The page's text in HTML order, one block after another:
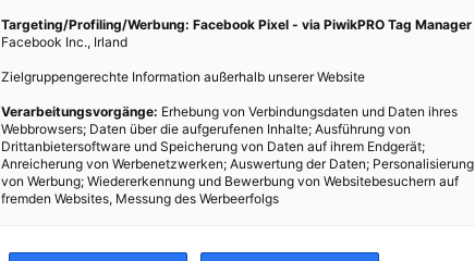
Targeting/Profiling/Werbung: Facebook Pixel - via PiwikPRO Tag Manager
Facebook Inc., Irland
Zielgruppengerechte Information außerhalb unserer Website
Verarbeitungsvorgänge: Erhebung von Verbindungsdaten und Daten ihres
Webbrowsers; Daten über die aufgerufenen Inhalte; Ausführung von
Drittanbietersoftware und Speicherung von Daten auf ihrem Endgerät;
Anreicherung von Werbenetzwerken; Auswertung der Daten; Personalisierung
von Werbung; Wiedererkennung und Bewerbung von Websitebesuchern auf
fremden Websites, Messung des Werbeerfolgs